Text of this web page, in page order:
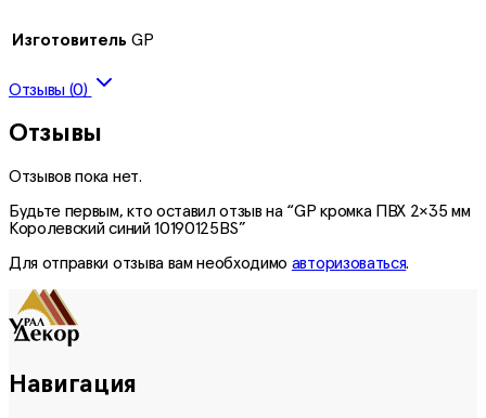
Изготовитель GP
Отзывы (0)
Отзывы
Отзывов пока нет.
Будьте первым, кто оставил отзыв на “GP кромка ПВХ 2×35 мм
Королевский синий 10190125BS”
Для отправки отзыва вам необходимо авторизоваться.
Навигация